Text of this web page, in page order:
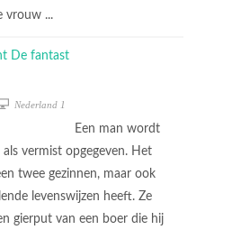
vrouw ...
Nederland 1
Een man wordt
vermist opgegeven. Het
twee gezinnen, maar ook
levenswijzen heeft. Ze
gierput van een boer die hij